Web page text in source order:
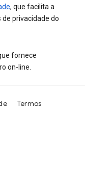
, que facilita a
privacidade do
fornece
on-line.
Termos